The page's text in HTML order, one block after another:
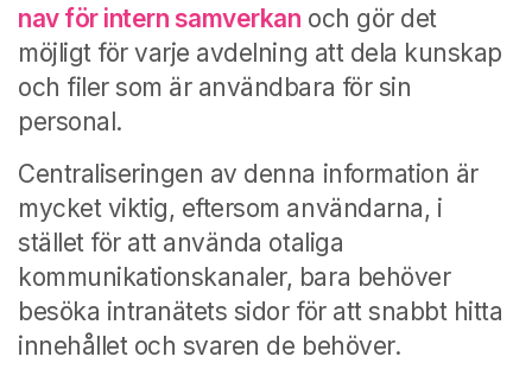
nav för intern samverkan och gör det
möjligt för varje avdelning att dela kunskap
och filer som är användbara för sin
personal.
Centraliseringen av denna information är
mycket viktig, eftersom användarna, i
stället för att använda otaliga
kommunikationskanaler, bara behöver
besöka intranätets sidor för att snabbt hitta
innehållet och svaren de behöver.